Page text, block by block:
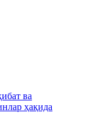
ва
ҳақида